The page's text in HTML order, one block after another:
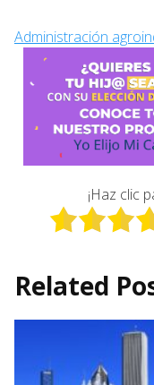
Administración
¡Haz clic
Related